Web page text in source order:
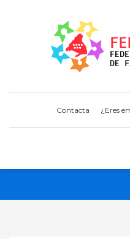
Contacta ¿Eres